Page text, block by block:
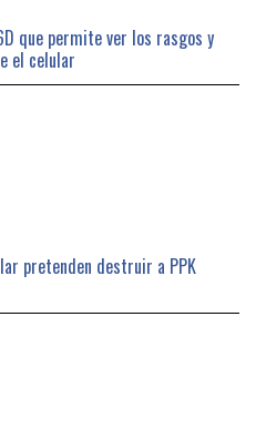
que permite ver los rasgos y
el celular
pretenden destruir a PPK